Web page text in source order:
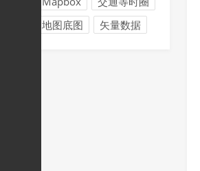
地图底图
矢量数据